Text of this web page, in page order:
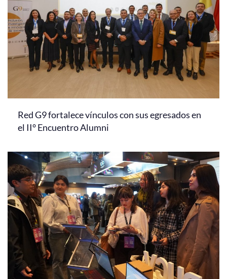
Red G9 fortalece vínculos con sus egresados en
el II° Encuentro Alumni